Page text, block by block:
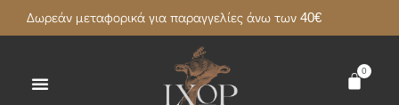
Δωρεάν μεταφορικά για παραγγελίες άνω των 40€
0